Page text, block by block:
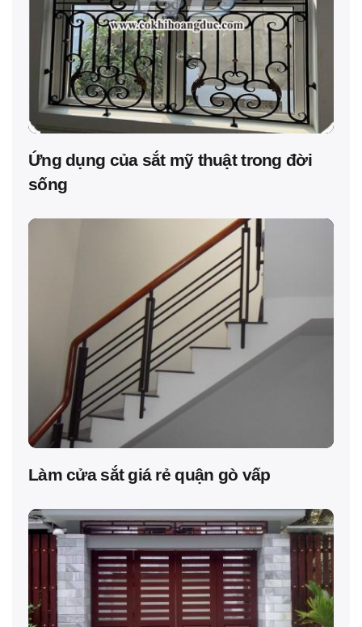
Ứng dụng của sắt mỹ thuật trong đời
sống
Làm cửa sắt giá rẻ quận gò vấp